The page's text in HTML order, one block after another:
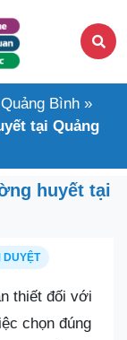
Bình »
tại Quảng
huyết tại
thiết đối với
chọn đúng